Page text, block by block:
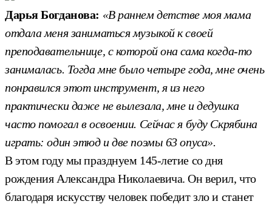
Дарья Богданова: «В раннем детстве моя мама
отдала меня заниматься музыкой к своей
преподавательнице, с которой она сама когда-то
занималась. Тогда мне было четыре года, мне очень
понравился этот инструмент, я из него
практически даже не вылезала, мне и дедушка
часто помогал в освоении. Сейчас я буду Скрябина
играть: один этюд и две поэмы 63 опуса».
В этом году мы празднуем 145-летие со дня
рождения Александра Николаевича. Он верил, что
благодаря искусству человек победит зло и станет